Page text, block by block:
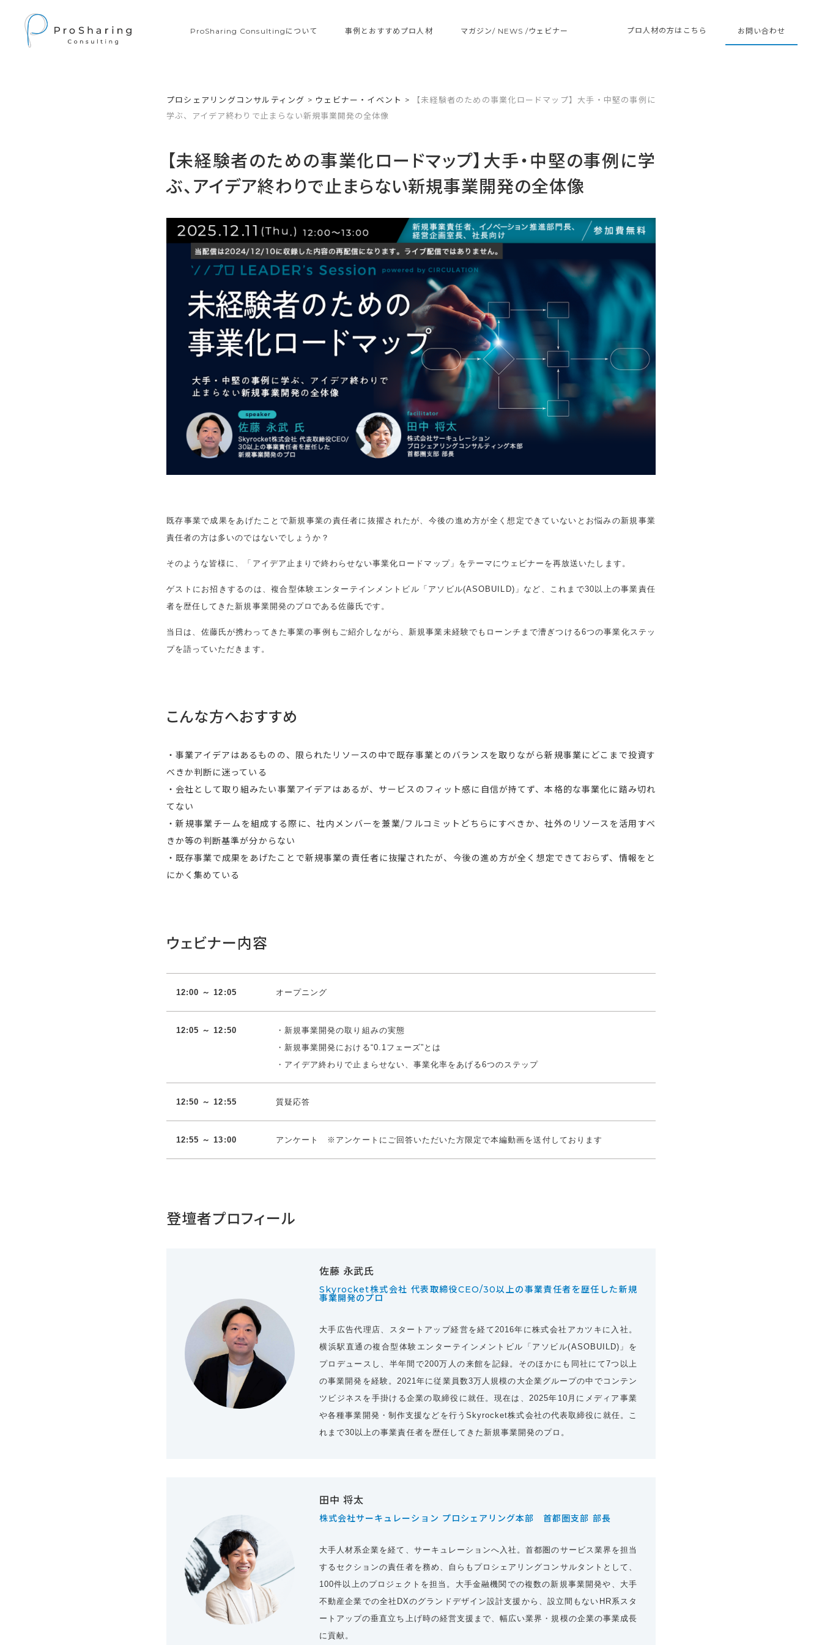
ProSharing Consultingについて 事例とおすすめプロ人材 マガジン/ NEWS /ウェビナー プロ人材の方はこちら お問い合わせ
プロシェアリングコンサルティング > ウェビナー・イベント >
【未経験者のための事業化ロードマップ】大手・中堅の事例に
学ぶ、アイデア終わりで止まらない新規事業開発の全体像
【未経験者のための事業化ロードマップ】大手・中堅の事例に学
ぶ、アイデア終わりで止まらない新規事業開発の全体像
既存事業で成果をあげたことで新規事業の責任者に抜擢されたが、今後の進め方が全く想定できていないとお悩みの新規事業
責任者の方は多いのではないでしょうか？
そのような皆様に、「アイデア止まりで終わらせない事業化ロードマップ」をテーマにウェビナーを再放送いたします。
ゲストにお招きするのは、複合型体験エンターテインメントビル「アソビル(ASOBUILD)」など、これまで30以上の事業責任
者を歴任してきた新規事業開発のプロである佐藤氏です。
当日は、佐藤氏が携わってきた事業の事例もご紹介しながら、新規事業未経験でもローンチまで漕ぎつける6つの事業化ステッ
プを語っていただきます。
こんな方へおすすめ
・事業アイデアはあるものの、限られたリソースの中で既存事業とのバランスを取りながら新規事業にどこまで投資す
べきか判断に迷っている
・会社として取り組みたい事業アイデアはあるが、サービスのフィット感に自信が持てず、本格的な事業化に踏み切れ
てない
・新規事業チームを組成する際に、社内メンバーを兼業/フルコミットどちらにすべきか、社外のリソースを活用すべ
きか等の判断基準が分からない
・既存事業で成果をあげたことで新規事業の責任者に抜擢されたが、今後の進め方が全く想定できておらず、情報をと
にかく集めている
ウェビナー内容
12:00 ～ 12:05 オープニング
12:05 ～ 12:50
・新規事業開発の取り組みの実態
・新規事業開発における“0.1フェーズ”とは
・アイデア終わりで止まらせない、事業化率をあげる6つのステップ
12:50 ～ 12:55 質疑応答
12:55 ～ 13:00 アンケート ※アンケートにご回答いただいた方限定で本編動画を送付しております
登壇者プロフィール
佐藤 永武氏
Skyrocket株式会社 代表取締役CEO/30以上の事業責任者を歴任した新規
事業開発のプロ
大手広告代理店、スタートアップ経営を経て2016年に株式会社アカツキに入社。
横浜駅直通の複合型体験エンターテインメントビル「アソビル(ASOBUILD)」を
プロデュースし、半年間で200万人の来館を記録。そのほかにも同社にて7つ以上
の事業開発を経験。2021年に従業員数3万人規模の大企業グループの中でコンテン
ツビジネスを手掛ける企業の取締役に就任。現在は、2025年10月にメディア事業
や各種事業開発・制作支援などを行うSkyrocket株式会社の代表取締役に就任。こ
れまで30以上の事業責任者を歴任してきた新規事業開発のプロ。
田中 将太
株式会社サーキュレーション プロシェアリング本部 首都圏支部 部長
大手人材系企業を経て、サーキュレーションへ入社。首都圏のサービス業界を担当
するセクションの責任者を務め、自らもプロシェアリングコンサルタントとして、
100件以上のプロジェクトを担当。大手金融機関での複数の新規事業開発や、大手
不動産企業での全社DXのグランドデザイン設計支援から、設立間もないHR系スタ
ートアップの垂直立ち上げ時の経営支援まで、幅広い業界・規模の企業の事業成長
に貢献。